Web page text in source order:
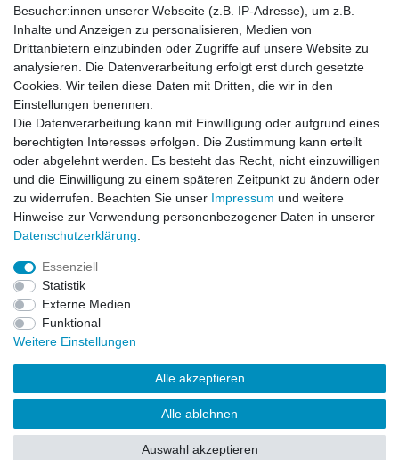
Einkaufen
Zahlungsarten
Versandarten & -kosten
Widerrufsrecht
Zum Online-Widerruf
Mein Konto
Login
Unternehmen
Kontakt
Datenschutzerklärung
AGB
Qualität
Besucher:innen unserer Webseite (z.B. IP-Adresse), um z.B.
Inhalte und Anzeigen zu personalisieren, Medien von
Drittanbietern einzubinden oder Zugriffe auf unsere Website zu
analysieren. Die Datenverarbeitung erfolgt erst durch gesetzte
Cookies. Wir teilen diese Daten mit Dritten, die wir in den
Einstellungen benennen.
Die Datenverarbeitung kann mit Einwilligung oder aufgrund eines
berechtigten Interesses erfolgen. Die Zustimmung kann erteilt
oder abgelehnt werden. Es besteht das Recht, nicht einzuwilligen
und die Einwilligung zu einem späteren Zeitpunkt zu ändern oder
zu widerrufen. Beachten Sie unser Impressum und weitere
Hinweise zur Verwendung personenbezogener Daten in unserer
Daten­schutz­erklärung
Essenziell
Statistik
Externe Medien
Funktional
Weitere Einstellungen
Alle akzeptieren
Alle ablehnen
Auswahl akzeptieren